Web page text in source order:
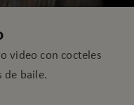
video con cocteles
de baile.